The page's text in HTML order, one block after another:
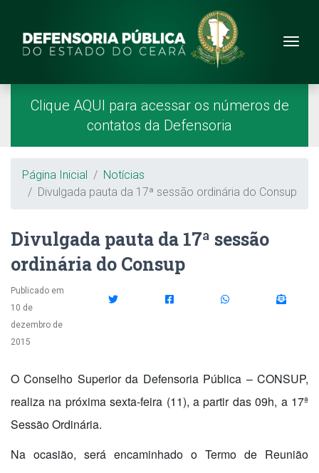
Site da Defensoria
Menu Principal
Página Inicial
Clique AQUI para acessar os números de
contatos da Defensoria
Breadcrumb
Página Inicial
Notícias
Divulgada pauta da 17ª sessão ordinária do Consup
Divulgada pauta da 17ª sessão
ordinária do Consup
Publicado em
10 de
dezembro de
2015
O Conselho Superior da Defensoria Pública – CONSUP,
realiza na próxima sexta-feira (11), a partir das 09h, a 17ª
Sessão Ordinária.
Na ocasião, será encaminhado o Termo de Reunião